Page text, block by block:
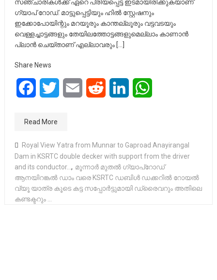
സഞ്ചാരികൾക്ക് ഏറെ പ്രിയപ്പെട്ട ഇടമായിരിക്കുകയാണ്
ഗ്യാപ് റോഡ്. മാട്ടുപ്പെട്ടിയും ഹിൽ സ്റ്റേഷനും
ഇക്കോപോയിന്റും മറയൂരും കാന്തല്ലൂരും വട്ടവടയും
വെള്ളച്ചാട്ടങ്ങളും തേയിലത്തോട്ടങ്ങളുമെല്ലാം കാണാൻ
പ്ലാൻ ചെയ്താണ് എല്ലാവരും […]
Share News
FacebookTwitter Email Reddit LinkedIn
Read More
Royal View Yatra from Munnar to Gaproad Anayirangal
Dam in KSRTC double decker with support from the driver
and its conductor..., മൂന്നാർ മുതൽ ഗ്യാപ്‌റോഡ്
ആനയിറങ്കൽ ഡാം വരെ KSRTC ഡബിൾ ഡക്കറിൽ റോയൽ
വ്യൂ യാത്ര കൂടെ കട്ട സപ്പോർട്ടുമായി ഡ്രൈവറും അതിലെ
കണ്ടക്ടറും …